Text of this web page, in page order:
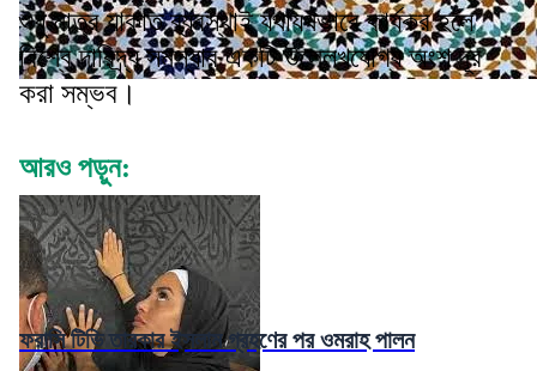
শুধু মাত্র যাকাত ব্যবস্থাই যথাযথভাবে কার্যকর হলে
বিশ্বে দারিদ্র্য সমস্যার একটি উল্লেখযোগ্য অংশ দূর
করা সম্ভব।
আরও পড়ুন:
ফরাসি টিভি তারকার ইসলাম গ্রহণের পর ওমরাহ পালন